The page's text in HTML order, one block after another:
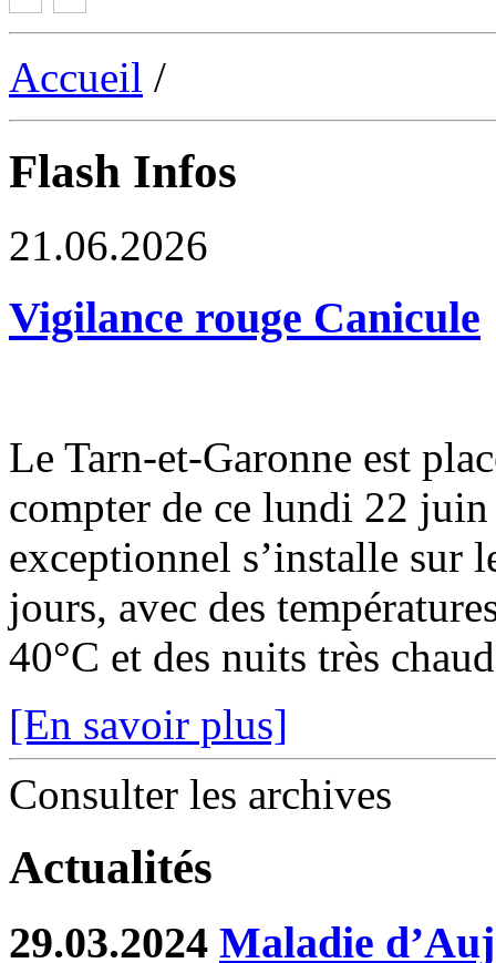
Accueil /
Flash Infos
21.06.2026
Vigilance rouge Canicule
Le Tarn-et-Garonne est
compter de ce lundi 22
exceptionnel s’installe sur
jours, avec des
40°C et des nuits très
[En savoir plus]
Consulter les archives
Actualités
29.03.2024 Maladie